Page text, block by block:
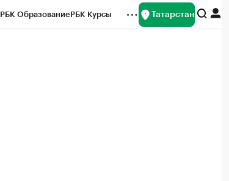
РБК ОбразованиеРБК Курсы Татарстан